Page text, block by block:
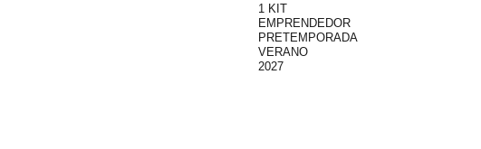
1 KIT
EMPRENDEDOR
PRETEMPORADA
VERANO
2027